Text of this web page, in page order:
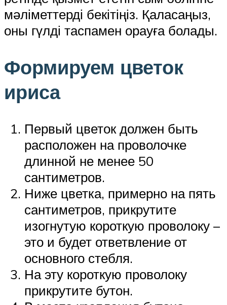
мәліметтерді бекітіңіз. Қаласаңыз,
оны гүлді таспамен орауға болады.
Формируем цветок
ириса
Первый цветок должен быть
расположен на проволочке
длинной не менее 50
сантиметров.
Ниже цветка, примерно на пять
сантиметров, прикрутите
изогнутую короткую проволоку –
это и будет ответвление от
основного стебля.
На эту короткую проволоку
прикрутите бутон.